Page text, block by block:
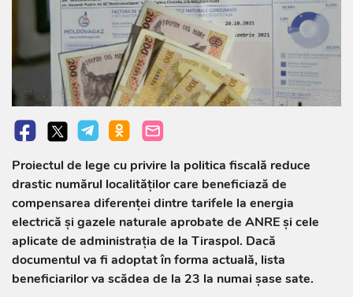
Proiectul de lege cu privire la politica fiscală reduce
drastic numărul localităților care beneficiază de
compensarea diferenței dintre tarifele la energia
electrică și gazele naturale aprobate de ANRE și cele
aplicate de administrația de la Tiraspol. Dacă
documentul va fi adoptat în forma actuală, lista
beneficiarilor va scădea de la 23 la numai șase sate.